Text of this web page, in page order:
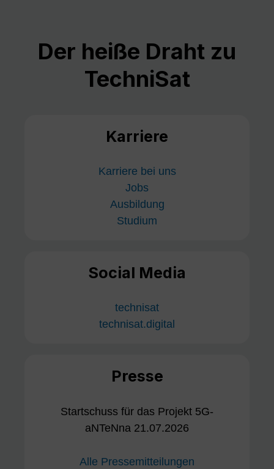
Der heiße Draht zu
TechniSat
Karriere
Karriere bei uns
Jobs
Ausbildung
Studium
Social Media
technisat
technisat.digital
Presse
Startschuss für das Projekt 5G-
aNTeNna 21.07.2026
Alle Pressemitteilungen